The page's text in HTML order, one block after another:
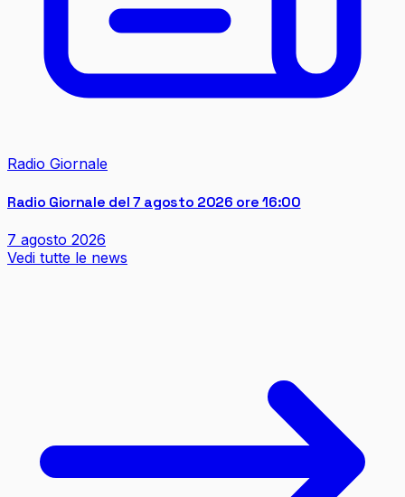
Radio Giornale
Radio Giornale del 7 agosto 2026 ore 16:00
7 agosto 2026
Vedi tutte le news